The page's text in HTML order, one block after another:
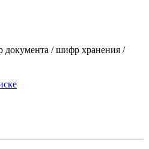
документа / шифр хранения /